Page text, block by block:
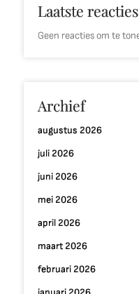
Laatste reacties
Geen reacties om te
Archief
augustus 2026
juli 2026
juni 2026
mei 2026
april 2026
maart 2026
februari 2026